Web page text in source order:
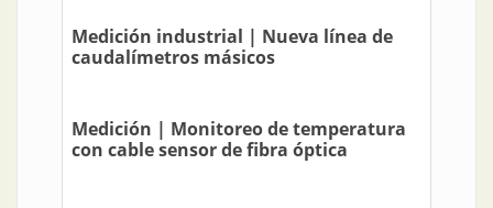
Medición industrial | Nueva línea de
caudalímetros másicos
Medición | Monitoreo de temperatura
con cable sensor de fibra óptica